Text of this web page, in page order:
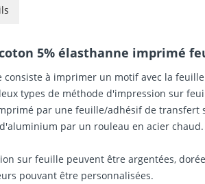
coton 5% élasthanne imprimé
consiste à imprimer un motif avec la
types de méthode d'impression sur
par une feuille/adhésif de transfert
par un rouleau en acier chaud.
sur feuille peuvent être argentées,
pouvant être personnalisées.